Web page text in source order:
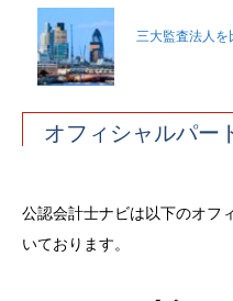
三大監査法人を
オフィシャルパー
公認会計士ナビは以下のオフ
いております。